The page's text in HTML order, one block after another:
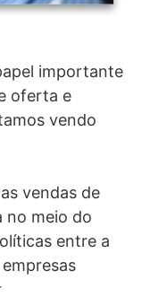
importante
oferta e
vendo
vendas de
no meio do
entre a